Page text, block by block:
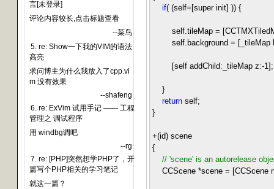
言[未登录]
评论内容较长,点击标题查看
--菜鸟
5. re: Show一下我的VIM的语法
高亮
求问博主为什么我放入了cpp.vi
m 没有效果
--shafeng
6. re: ExVim 试用手记 —— 工程
管理之 调试程序
用 windbg调吧
--rg
7. re: [PHP]突然想学PHP了，开
篇写个PHP相关的学习笔记
就这一篇？
if( (self= [super init] )) {
self.tileMap =
self.background = [_tileMap
[self addChild:_tileMap z:-1];
}
return self;
}
+(id) scene
{
// 'scene' is an autorelease
CCScene *scene = [CCScene